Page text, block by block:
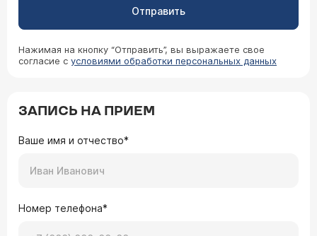
Отправить
Нажимая на кнопку “Отправить”, вы выражаете свое
согласие с условиями обработки персональных данных
ЗАПИСЬ НА ПРИЕМ
Ваше имя и отчество*
Номер телефона*